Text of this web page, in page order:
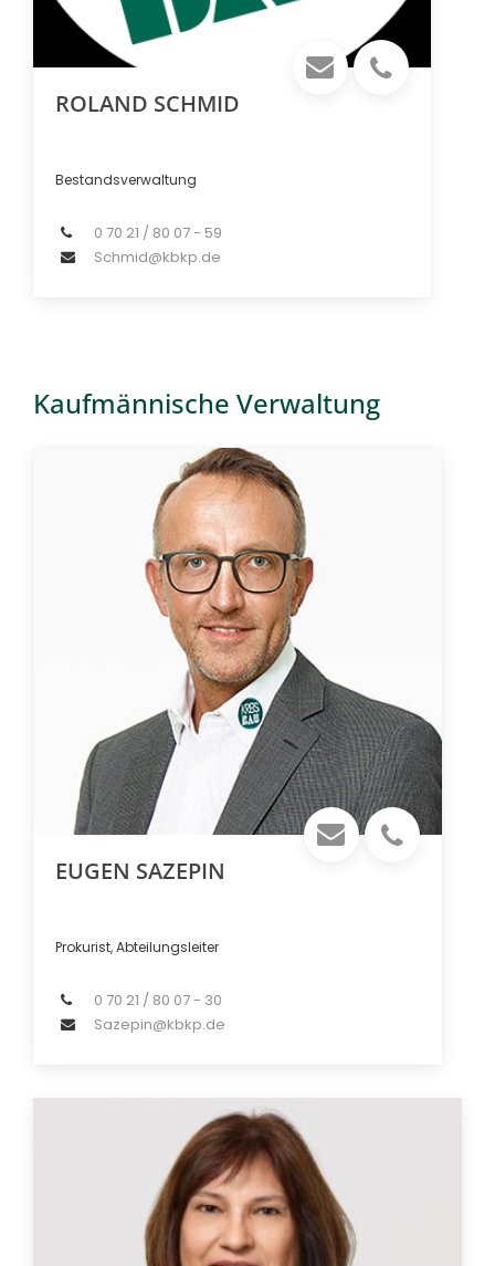
ROLAND SCHMID
Bestandsverwaltung
0 70 21 / 80 07 - 59
Schmid@kbkp.de
Kaufmännische Verwaltung
EUGEN SAZEPIN
Prokurist, Abteilungsleiter
0 70 21 / 80 07 - 30
Sazepin@kbkp.de